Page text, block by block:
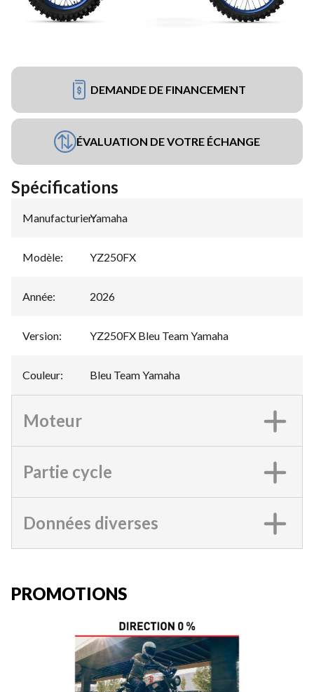
DEMANDE DE FINANCEMENT
ÉVALUATION DE VOTRE ÉCHANGE
Spécifications
Manufacturier:
Yamaha
Modèle: YZ250FX
Année: 2026
Version: YZ250FX Bleu Team Yamaha
Couleur: Bleu Team Yamaha
Moteur
Partie cycle
Données diverses
PROMOTIONS